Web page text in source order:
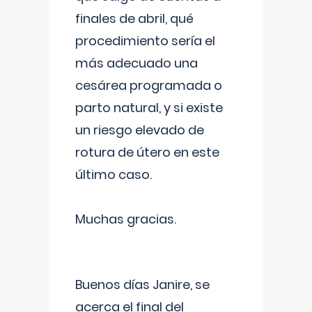
finales de abril, qué
procedimiento sería el
más adecuado una
cesárea programada o
parto natural, y si existe
un riesgo elevado de
rotura de útero en este
último caso.
Muchas gracias.
Buenos días Janire, se
acerca el final del